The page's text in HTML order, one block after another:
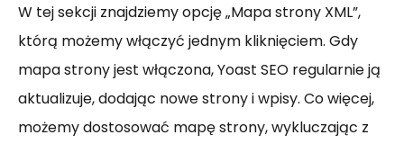
W tej sekcji znajdziemy opcję „Mapa strony XML”,
którą możemy włączyć jednym kliknięciem. Gdy
mapa strony jest włączona, Yoast SEO regularnie ją
aktualizuje, dodając nowe strony i wpisy. Co więcej,
możemy dostosować mapę strony, wykluczając z